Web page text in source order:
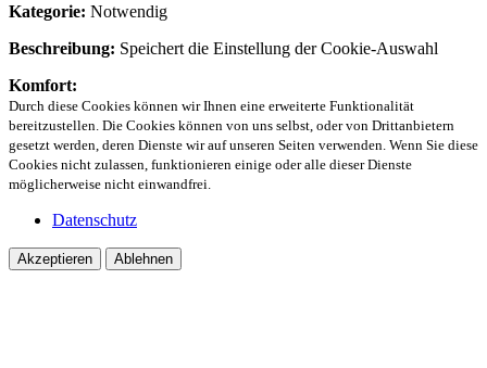
Kategorie: Notwendig
Beschreibung: Speichert die Einstellung der Cookie-Auswahl
Komfort:
Durch diese Cookies können wir Ihnen eine erweiterte Funktionalität
bereitzustellen. Die Cookies können von uns selbst, oder von Drittanbietern
gesetzt werden, deren Dienste wir auf unseren Seiten verwenden. Wenn Sie diese
Cookies nicht zulassen, funktionieren einige oder alle dieser Dienste
möglicherweise nicht einwandfrei.
Datenschutz
Akzeptieren Ablehnen